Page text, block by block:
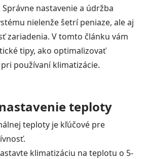
nastavenie a údržba
nielenže šetrí peniaze, ale aj
zariadenia. V tomto článku vám
tipy, ako optimalizovať
používaní klimatizácie.
teploty
teploty je kľúčové pre
klimatizáciu na teplotu o 5-